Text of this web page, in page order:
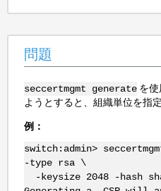
問題
seccertmgmt generateを使
ようとすると、組織単位を指
例：
switch:admin>
-type rsa \
-keysize 2048 -hash